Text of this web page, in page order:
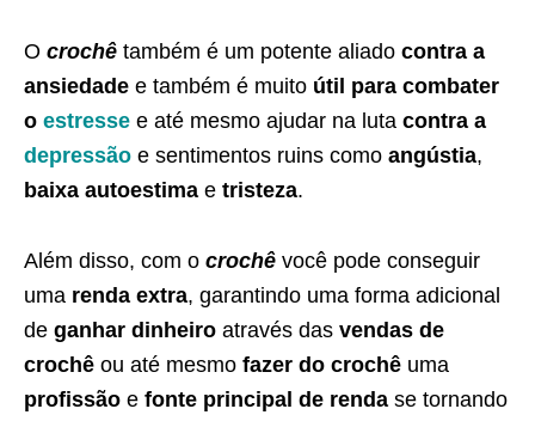
O crochê também é um potente aliado contra a
ansiedade e também é muito útil para combater
o estresse e até mesmo ajudar na luta contra a
depressão e sentimentos ruins como angústia,
baixa autoestima e tristeza.
Além disso, com o crochê você pode conseguir
uma renda extra, garantindo uma forma adicional
de ganhar dinheiro através das vendas de
crochê ou até mesmo fazer do crochê uma
profissão e fonte principal de renda se tornando